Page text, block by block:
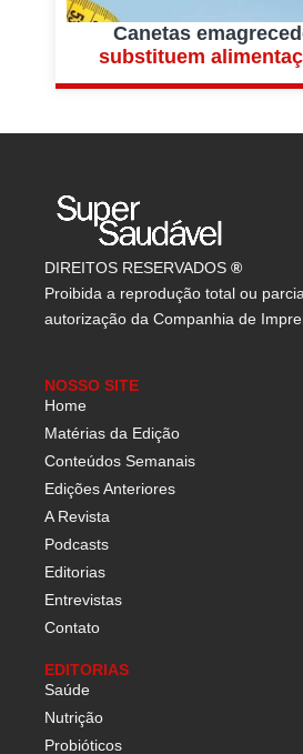
Canetas
substituem
DIREITOS RESERVADOS ®
Proibida a reprodução total ou
autorização da Companhia de
NOSSO SITE
Home
Matérias da Edição
Conteúdos Semanais
Edições Anteriores
A Revista
Podcasts
Editorias
Entrevistas
Contato
EDITORIAS
Saúde
Nutrição
Probióticos